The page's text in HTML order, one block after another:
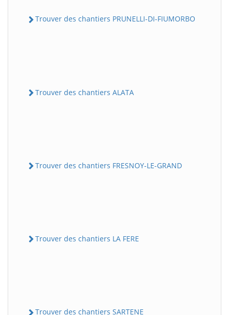
Trouver des chantiers PRUNELLI-DI-FIUMORBO
Trouver des chantiers ALATA
Trouver des chantiers FRESNOY-LE-GRAND
Trouver des chantiers LA FERE
Trouver des chantiers SARTENE